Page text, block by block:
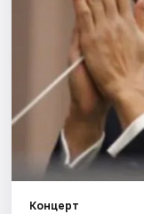
События
Города
Площадки
Артисты
Концерт